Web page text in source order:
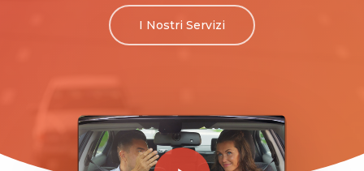
I Nostri Servizi
Play Video